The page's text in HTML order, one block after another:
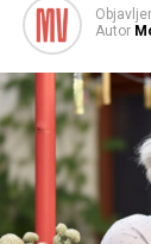
Autor